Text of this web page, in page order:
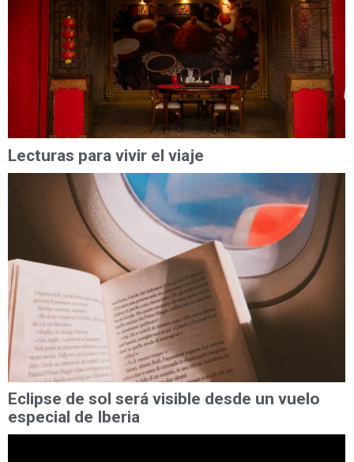
Lecturas para vivir el viaje
Eclipse de sol será visible desde un vuelo
especial de Iberia